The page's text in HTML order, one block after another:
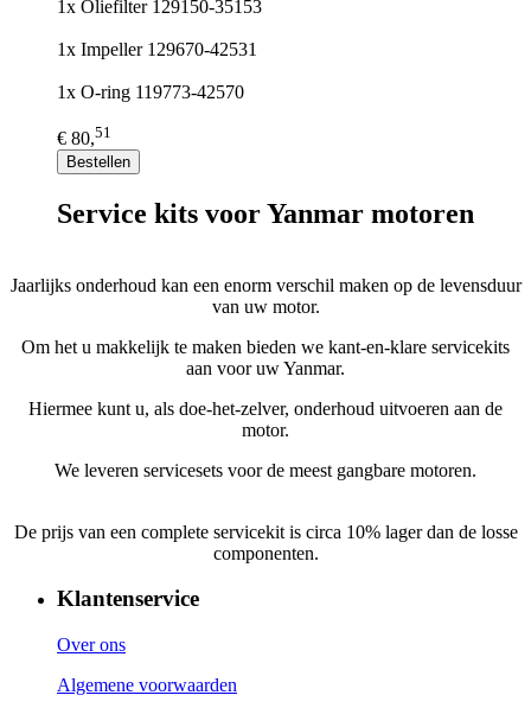
1x Oliefilter 129150-35153
1x Impeller 129670-42531
1x O-ring 119773-42570
€ 80,51
Bestellen
Service kits voor Yanmar motoren
Jaarlijks onderhoud kan een enorm verschil maken op de levensduur
van uw motor.
Om het u makkelijk te maken bieden we kant-en-klare servicekits
aan voor uw Yanmar.
Hiermee kunt u, als doe-het-zelver, onderhoud uitvoeren aan de
motor.
We leveren servicesets voor de meest gangbare motoren.
De prijs van een complete servicekit is circa 10% lager dan de losse
componenten.
Klantenservice
Over ons
Algemene voorwaarden